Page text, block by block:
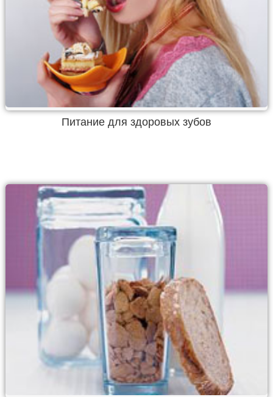
Питание для здоровых зубов